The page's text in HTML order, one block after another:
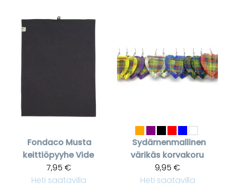
Fondaco Musta
keittiöpyyhe Vide
7,95 €
Heti saatavilla
Sydämenmallinen
värikäs korvakoru
9,95 €
Heti saatavilla